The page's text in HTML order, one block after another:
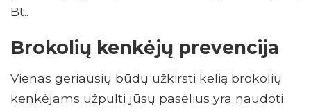
Bt..
Brokolių kenkėjų prevencija
Vienas geriausių būdų užkirsti kelią brokolių
kenkėjams užpulti jūsų pasėlius yra naudoti